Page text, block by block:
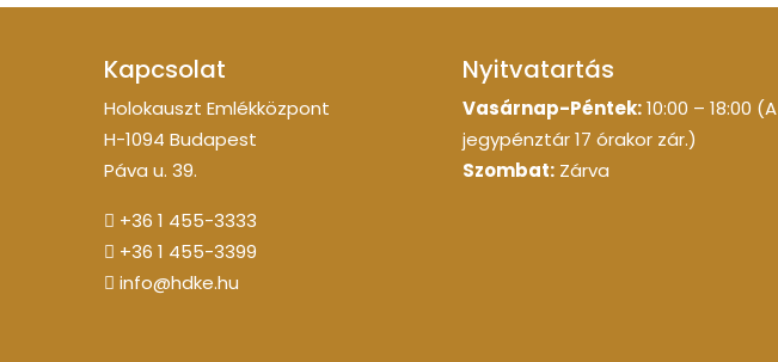
Kapcsolat
Holokauszt Emlékközpont
H-1094 Budapest
Páva u. 39.
+36 1 455-3333
+36 1 455-3399
info@hdke.hu
Nyitvatartás
Vasárnap-Péntek:10:00 – 18:00 (A
jegypénztár 17 órakor zár.)
Szombat: Zárva